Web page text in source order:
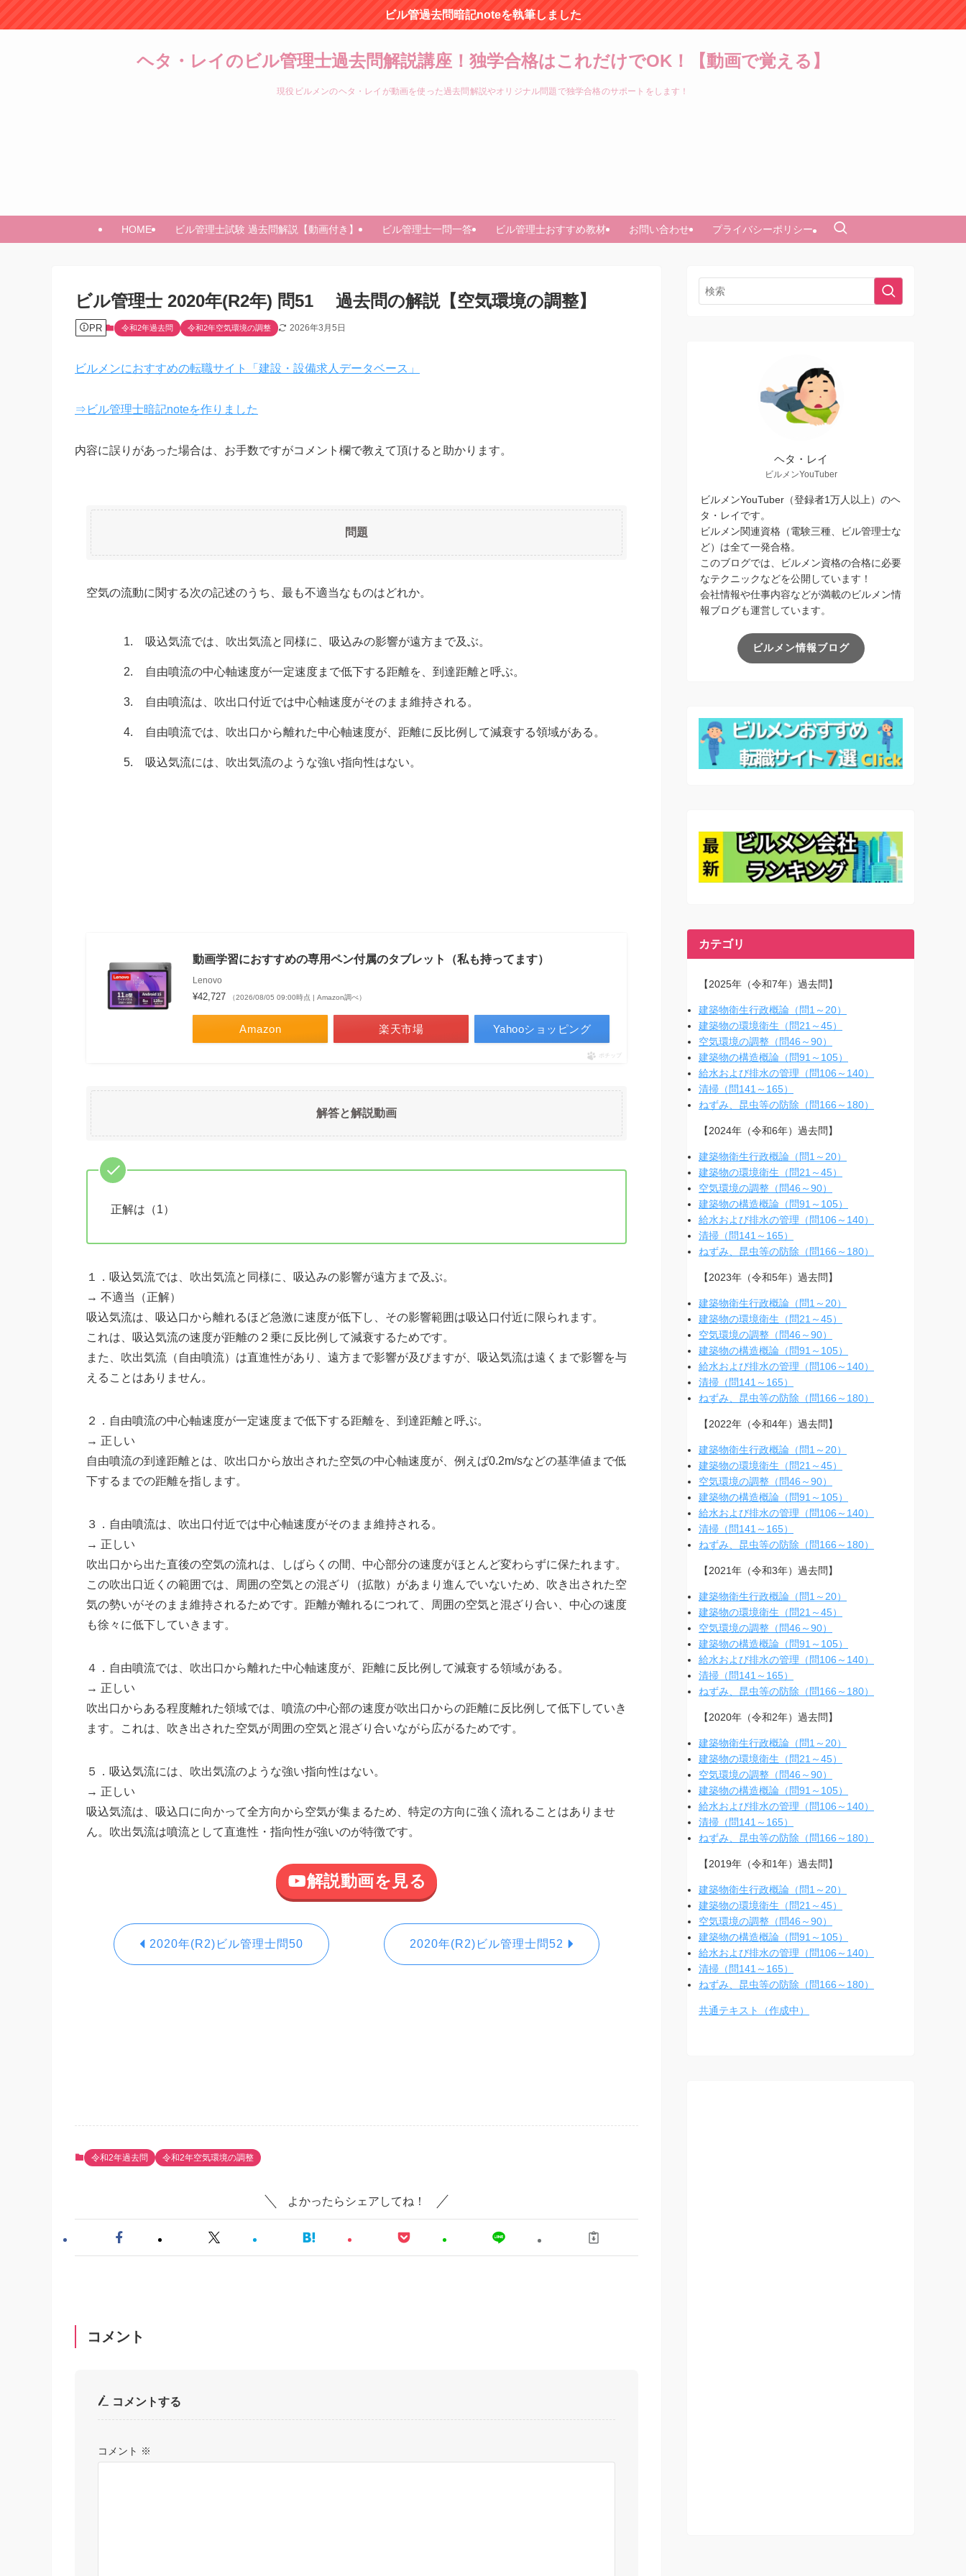
ビル管過去問暗記noteを執筆しました
ヘタ・レイのビル管理士過去問解説講座！独学合格はこれだけでOK！【動画で覚える】
現役ビルメンのヘタ・レイが動画を使った過去問解説やオリジナル問題で独学合格のサポートをします！
HOME ビル管理士試験 過去問解説【動画付き】 ビル管理士一問一答 ビル管理士おすすめ教材 お問い合わせ プライバシーポリシー
ビル管理士 2020年(R2年) 問51 過去問の解説【空気環境の調整】
PR 令和2年過去問 令和2年空気環境の調整 2026年3月5日
ビルメンにおすすめの転職サイト「建設・設備求人データベース」
⇒ビル管理士暗記noteを作りました
内容に誤りがあった場合は、お手数ですがコメント欄で教えて頂けると助かります。
問題
空気の流動に関する次の記述のうち、最も不適当なものはどれか。
1. 吸込気流では、吹出気流と同様に、吸込みの影響が遠方まで及ぶ。
2. 自由噴流の中心軸速度が一定速度まで低下する距離を、到達距離と呼ぶ。
3. 自由噴流は、吹出口付近では中心軸速度がそのまま維持される。
4. 自由噴流では、吹出口から離れた中心軸速度が、距離に反比例して減衰する領域がある。
5. 吸込気流には、吹出気流のような強い指向性はない。
動画学習におすすめの専用ペン付属のタブレット（私も持ってます）
Lenovo
¥42,727 （2026/08/05 09:00時点 | Amazon調べ）
Amazon 楽天市場 Yahooショッピング
ポチップ
解答と解説動画
正解は（1）
１．吸込気流では、吹出気流と同様に、吸込みの影響が遠方まで及ぶ。
→ 不適当（正解）
吸込気流は、吸込口から離れるほど急激に速度が低下し、その影響範囲は吸込口付近に限られます。
これは、吸込気流の速度が距離の２乗に反比例して減衰するためです。
また、吹出気流（自由噴流）は直進性があり、遠方まで影響が及びますが、吸込気流は遠くまで影響を与
えることはありません。
２．自由噴流の中心軸速度が一定速度まで低下する距離を、到達距離と呼ぶ。
→ 正しい
自由噴流の到達距離とは、吹出口から放出された空気の中心軸速度が、例えば0.2m/sなどの基準値まで低
下するまでの距離を指します。
３．自由噴流は、吹出口付近では中心軸速度がそのまま維持される。
→ 正しい
吹出口から出た直後の空気の流れは、しばらくの間、中心部分の速度がほとんど変わらずに保たれます。
この吹出口近くの範囲では、周囲の空気との混ざり（拡散）があまり進んでいないため、吹き出された空
気の勢いがそのまま維持されるためです。距離が離れるにつれて、周囲の空気と混ざり合い、中心の速度
も徐々に低下していきます。
４．自由噴流では、吹出口から離れた中心軸速度が、距離に反比例して減衰する領域がある。
→ 正しい
吹出口からある程度離れた領域では、噴流の中心部の速度が吹出口からの距離に反比例して低下していき
ます。これは、吹き出された空気が周囲の空気と混ざり合いながら広がるためです。
５．吸込気流には、吹出気流のような強い指向性はない。
→ 正しい
吸込気流は、吸込口に向かって全方向から空気が集まるため、特定の方向に強く流れることはありませ
ん。吹出気流は噴流として直進性・指向性が強いのが特徴です。
解説動画を見る
2020年(R2)ビル管理士問50 2020年(R2)ビル管理士問52
令和2年過去問 令和2年空気環境の調整
よかったらシェアしてね！
コメント
コメントする
コメント ※
ヘタ・レイ
ビルメンYouTuber
ビルメンYouTuber（登録者1万人以上）のヘ
タ・レイです。
ビルメン関連資格（電験三種、ビル管理士な
ど）は全て一発合格。
このブログでは、ビルメン資格の合格に必要
なテクニックなどを公開しています！
会社情報や仕事内容などが満載のビルメン情
報ブログも運営しています。
ビルメン情報ブログ
カテゴリ
【2025年（令和7年）過去問】
建築物衛生行政概論（問1～20）
建築物の環境衛生（問21～45）
空気環境の調整（問46～90）
建築物の構造概論（問91～105）
給水および排水の管理（問106～140）
清掃（問141～165）
ねずみ、昆虫等の防除（問166～180）
【2024年（令和6年）過去問】
建築物衛生行政概論（問1～20）
建築物の環境衛生（問21～45）
空気環境の調整（問46～90）
建築物の構造概論（問91～105）
給水および排水の管理（問106～140）
清掃（問141～165）
ねずみ、昆虫等の防除（問166～180）
【2023年（令和5年）過去問】
建築物衛生行政概論（問1～20）
建築物の環境衛生（問21～45）
空気環境の調整（問46～90）
建築物の構造概論（問91～105）
給水および排水の管理（問106～140）
清掃（問141～165）
ねずみ、昆虫等の防除（問166～180）
【2022年（令和4年）過去問】
建築物衛生行政概論（問1～20）
建築物の環境衛生（問21～45）
空気環境の調整（問46～90）
建築物の構造概論（問91～105）
給水および排水の管理（問106～140）
清掃（問141～165）
ねずみ、昆虫等の防除（問166～180）
【2021年（令和3年）過去問】
建築物衛生行政概論（問1～20）
建築物の環境衛生（問21～45）
空気環境の調整（問46～90）
建築物の構造概論（問91～105）
給水および排水の管理（問106～140）
清掃（問141～165）
ねずみ、昆虫等の防除（問166～180）
【2020年（令和2年）過去問】
建築物衛生行政概論（問1～20）
建築物の環境衛生（問21～45）
空気環境の調整（問46～90）
建築物の構造概論（問91～105）
給水および排水の管理（問106～140）
清掃（問141～165）
ねずみ、昆虫等の防除（問166～180）
【2019年（令和1年）過去問】
建築物衛生行政概論（問1～20）
建築物の環境衛生（問21～45）
空気環境の調整（問46～90）
建築物の構造概論（問91～105）
給水および排水の管理（問106～140）
清掃（問141～165）
ねずみ、昆虫等の防除（問166～180）
共通テキスト（作成中）